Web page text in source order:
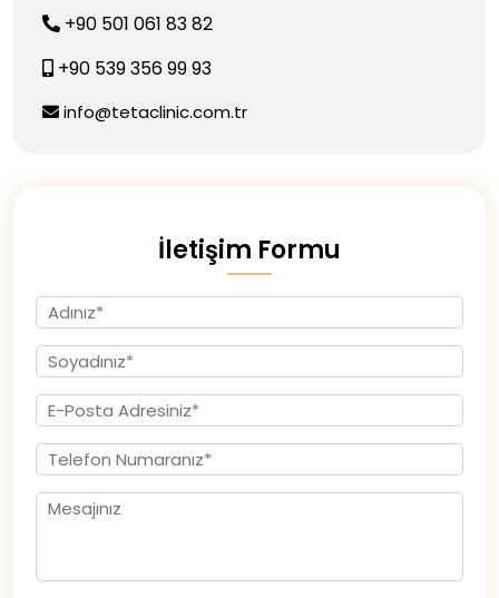
+90 501 061 83 82
+90 539 356 99 93
info@tetaclinic.com.tr
İletişim Formu